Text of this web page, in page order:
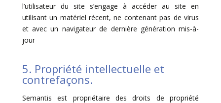
l’utilisateur du site s’engage à accéder au site en
utilisant un matériel récent, ne contenant pas de virus
et avec un navigateur de dernière génération mis-à-
jour
5. Propriété intellectuelle et
contrefaçons.
Semantis est propriétaire des droits de propriété